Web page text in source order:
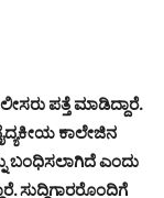
ಪತ್ತೆ ಮಾಡಿದ್ದಾರೆ.
ಕಾಲೇಜಿನ
ಬಂಧಿಸಲಾಗಿದೆ ಎಂದು
ಸುದ್ದಿಗಾರರೊಂದಿಗೆ